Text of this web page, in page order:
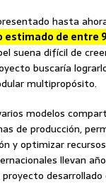
hasta
estimado de entre
suena difícil de
buscaría
multipropósito.
modelos
de producción,
y optimizar
llevan
desarrollado